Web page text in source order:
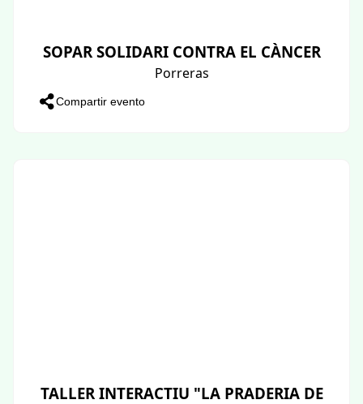
SOPAR SOLIDARI CONTRA EL CÀNCER
Porreras
Compartir evento
TALLER INTERACTIU "LA PRADERIA DE